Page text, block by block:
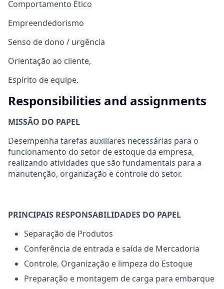
Comportamento Ético
Empreendedorismo
Senso de dono / urgência
Orientação ao cliente,
Espírito de equipe.
Responsibilities and assignments
MISSÃO DO PAPEL
Desempenha tarefas auxiliares necessárias para o
funcionamento do setor de estoque da empresa,
realizando atividades que são fundamentais para a
manutenção, organização e controle do setor.
PRINCIPAIS RESPONSABILIDADES DO PAPEL
Separação de Produtos
Conferência de entrada e saída de Mercadoria
Controle, Organização e limpeza do Estoque
Preparação e montagem de carga para embarque